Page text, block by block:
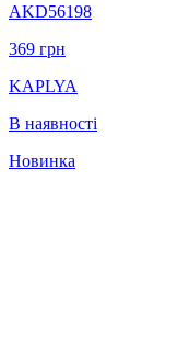
AKD56198
369 грн
KAPLYA
В наявності
Новинка